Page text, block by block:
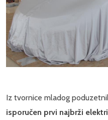
Iz tvornice mladog
isporučen prvi najbrži